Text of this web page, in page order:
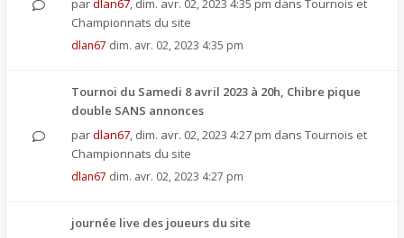
pardlan67, dim. avr. 02, 2023 4:35 pm dans Tournois et
Championnats du site
dlan67 dim. avr. 02, 2023 4:35 pm
Tournoi du Samedi 8 avril 2023 à 20h, Chibre pique
double SANS annonces
pardlan67, dim. avr. 02, 2023 4:27 pm dans Tournois et
Championnats du site
dlan67 dim. avr. 02, 2023 4:27 pm
journée live des joueurs du site